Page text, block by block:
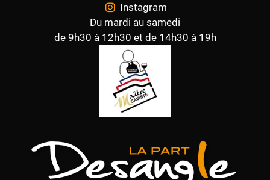
Instagram
Du mardi au samedi
de 9h30 à 12h30 et de 14h30 à 19h